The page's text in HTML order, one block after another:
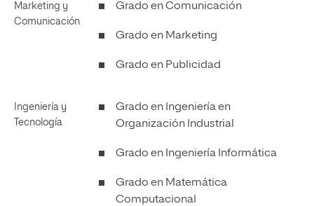
Marketing y
Comunicación
Grado en Comunicación
Grado en Marketing
Grado en Publicidad
Ingeniería y
Tecnología
Grado en Ingeniería en
Organización Industrial
Grado en Ingeniería Informática
Grado en Matemática
Computacional